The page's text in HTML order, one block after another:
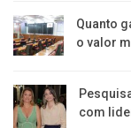
Quanto
o valor
com